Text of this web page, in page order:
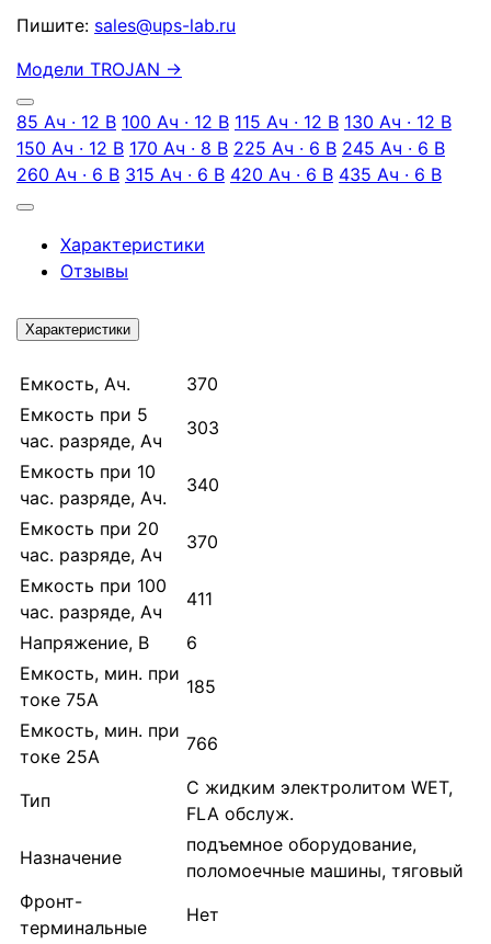
Пишите: sales@ups-lab.ru
Модели TROJAN →
85 Ач · 12 В 100 Ач · 12 В 115 Ач · 12 В 130 Ач · 12 В
150 Ач · 12 В 170 Ач · 8 В 225 Ач · 6 В 245 Ач · 6 В
260 Ач · 6 В 315 Ач · 6 В 420 Ач · 6 В 435 Ач · 6 В
Характеристики
Отзывы
Характеристики
Емкость, Ач.
370
Емкость при 5
час. разряде, Ач
303
Емкость при 10
час. разряде, Ач.
340
Емкость при 20
час. разряде, Ач
370
Емкость при 100
час. разряде, Ач
411
Напряжение, В
6
Емкость, мин. при
токе 75А
185
Емкость, мин. при
токе 25А
766
Тип
С жидким электролитом WET,
FLA обслуж.
Назначение
подъемное оборудование,
поломоечные машины, тяговый
Фронт-
терминальные
Нет